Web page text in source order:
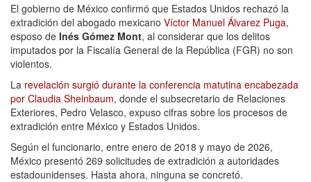
El gobierno de México confirmó que Estados Unidos rechazó la
extradición del abogado mexicano Víctor Manuel Álvarez Puga,
esposo de Inés Gómez Mont, al considerar que los delitos
imputados por la Fiscalía General de la República (FGR) no son
violentos.
La revelación surgió durante la conferencia matutina encabezada
por Claudia Sheinbaum, donde el subsecretario de Relaciones
Exteriores, Pedro Velasco, expuso cifras sobre los procesos de
extradición entre México y Estados Unidos.
Según el funcionario, entre enero de 2018 y mayo de 2026,
México presentó 269 solicitudes de extradición a autoridades
estadounidenses. Hasta ahora, ninguna se concretó.